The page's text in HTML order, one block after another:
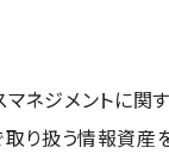
マネジメントに
り扱う情報資